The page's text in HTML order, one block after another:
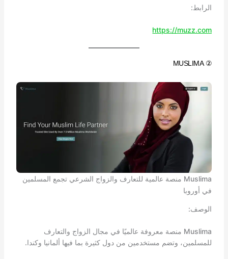
الرابط:
https://muzz.com
② MUSLIMA
Muslima منصة عالمية للتعارف والزواج الشرعي تجمع المسلمين
في أوروبا
الوصف:
Muslima منصة معروفة عالميًا في مجال الزواج والتعارف
للمسلمين، وتضم مستخدمين من دول كثيرة بما فيها ألمانيا وكندا.